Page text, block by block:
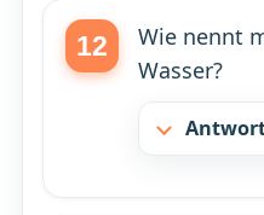
Wie nennt
Wasser?